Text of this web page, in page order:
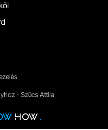
- Szűcs Attila